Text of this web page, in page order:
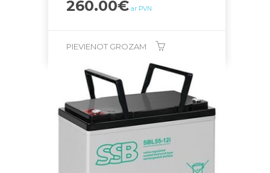
260.00€ ar PVN
PIEVIENOT GROZAM